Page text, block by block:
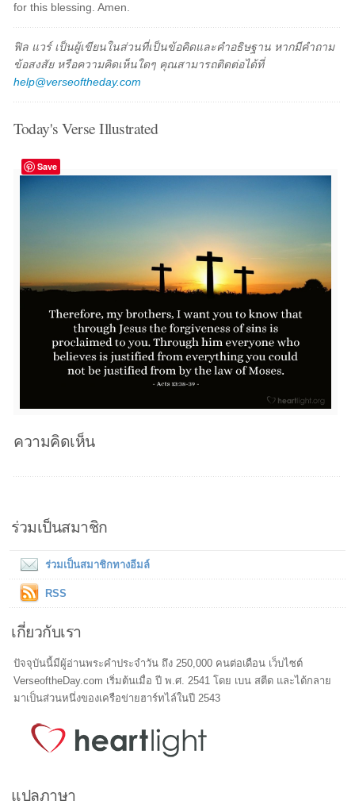
for this blessing. Amen.
ฟิล แวร์ เป็นผู้เขียนในส่วนที่เป็นข้อคิดและคำอธิษฐาน หากมีคำถาม
ข้อสงสัย หรือความคิดเห็นใดๆ คุณสามารถติดต่อได้ที่
help@verseoftheday.com
Today's Verse Illustrated
Save
ความคิดเห็น
ร่วมเป็นสมาชิก
ร่วมเป็นสมาชิกทางอีมล์
RSS
เกี่ยวกับเรา
ปัจจุบันนี้มีผู้อ่านพระคำประจำวัน ถึง 250,000 คนต่อเดือน เว็บไซต์
VerseoftheDay.com เริ่มต้นเมื่อ ปี พ.ศ. 2541 โดย เบน สตีด และได้กลาย
มาเป็นส่วนหนึ่งของเครือข่ายฮาร์ทไล์ในปี 2543
แปลภาษา